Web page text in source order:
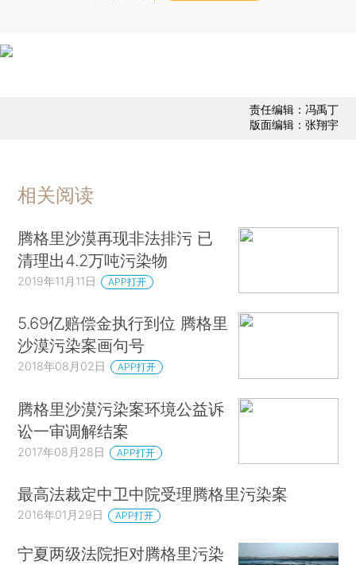
责任编辑：冯禹丁
版面编辑：张翔宇
相关阅读
腾格里沙漠再现非法排污 已
清理出4.2万吨污染物
2019年11月11日 APP打开
5.69亿赔偿金执行到位 腾格里
沙漠污染案画句号
2018年08月02日 APP打开
腾格里沙漠污染案环境公益诉
讼一审调解结案
2017年08月28日 APP打开
最高法裁定中卫中院受理腾格里污染案
2016年01月29日 APP打开
宁夏两级法院拒对腾格里污染